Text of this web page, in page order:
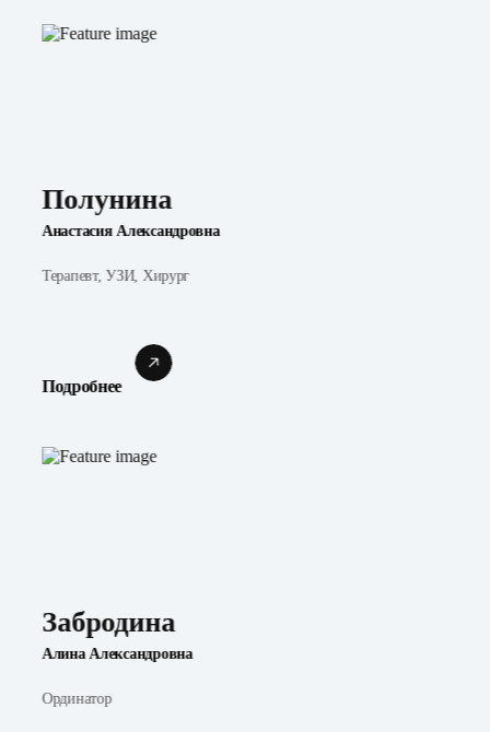
Полунина
Анастасия Александровна
Терапевт, УЗИ, Хирург
Подробнее
Забродина
Алина Александровна
Ординатор